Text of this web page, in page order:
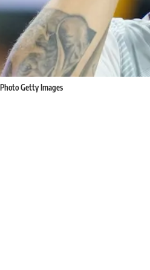
Photo Getty Images